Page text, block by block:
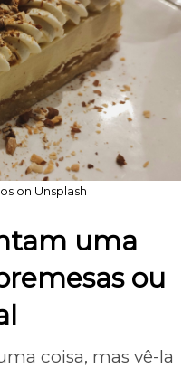
on Unsplash
uma
ou
coisa, mas vê-la